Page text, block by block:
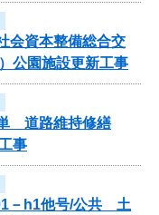
会資本整備総合交
公園施設更新工事
単 道路維持修繕
事
－h1他号/公共 土